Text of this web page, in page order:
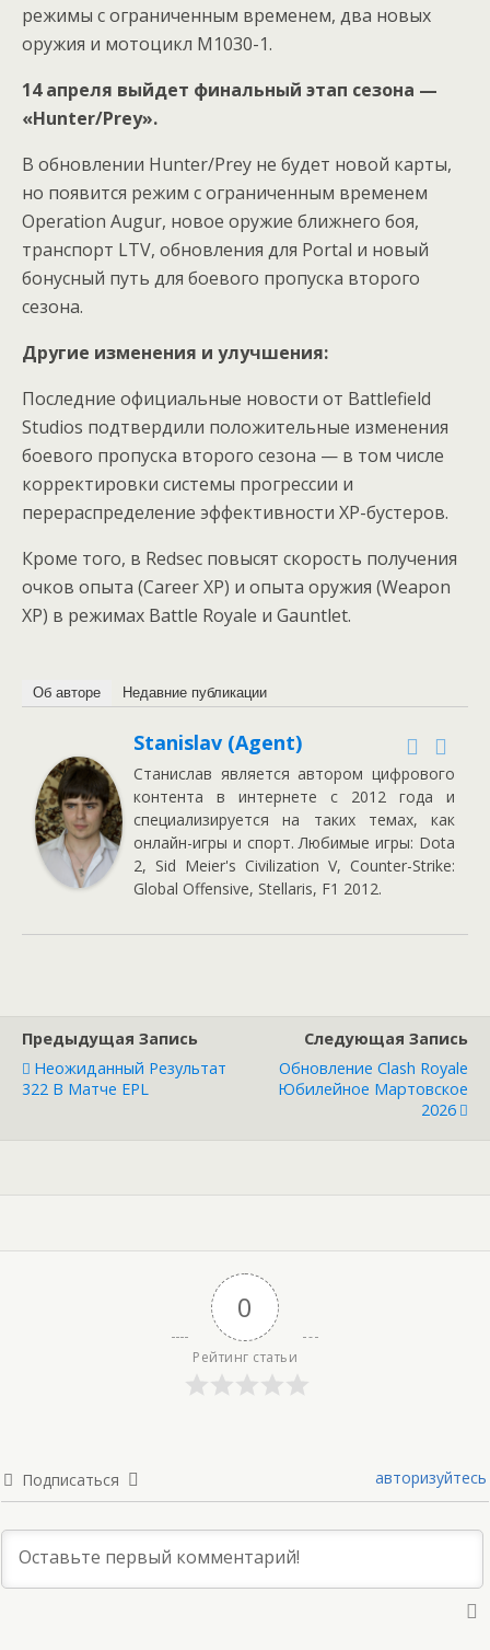
режимы с ограниченным временем, два новых
оружия и мотоцикл M1030-1.
14 апреля выйдет финальный этап сезона —
«Hunter/Prey».
В обновлении Hunter/Prey не будет новой карты,
но появится режим с ограниченным временем
Operation Augur, новое оружие ближнего боя,
транспорт LTV, обновления для Portal и новый
бонусный путь для боевого пропуска второго
сезона.
Другие изменения и улучшения:
Последние официальные новости от Battlefield
Studios подтвердили положительные изменения
боевого пропуска второго сезона — в том числе
корректировки системы прогрессии и
перераспределение эффективности XP-бустеров.
Кроме того, в Redsec повысят скорость получения
очков опыта (Career XP) и опыта оружия (Weapon
XP) в режимах Battle Royale и Gauntlet.
Об авторе Недавние публикации
Stanislav (Agent)
Станислав является автором цифрового
контента в интернете с 2012 года и
специализируется на таких темах, как
онлайн-игры и спорт. Любимые игры: Dota
2, Sid Meier's Civilization V, Counter-Strike:
Global Offensive, Stellaris, F1 2012.
Предыдущая Запись
Неожиданный Результат
322 В Матче EPL
Следующая Запись
Обновление Clash Royale
Юбилейное Мартовское
2026
0
Рейтинг статьи
Подписаться авторизуйтесь